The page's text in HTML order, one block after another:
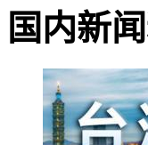
国内新闻